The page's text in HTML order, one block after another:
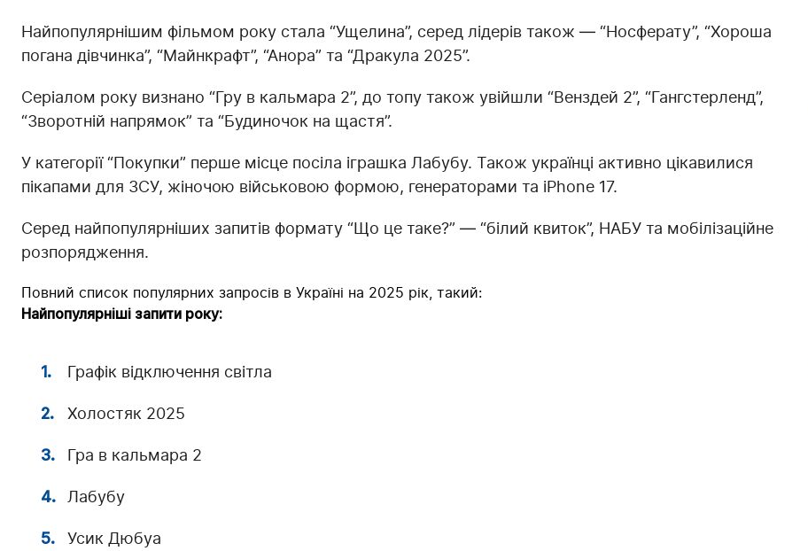
Найпопулярнішим фільмом року стала “Ущелина”, серед лідерів також — “Носферату”, “Хороша
погана дівчинка”, “Майнкрафт”, “Анора” та “Дракула 2025”.
Серіалом року визнано “Гру в кальмара 2”, до топу також увійшли “Венздей 2”, “Гангстерленд”,
“Зворотній напрямок” та “Будиночок на щастя”.
У категорії “Покупки” перше місце посіла іграшка Лабубу. Також українці активно цікавилися
пікапами для ЗСУ, жіночою військовою формою, генераторами та iPhone 17.
Серед найпопулярніших запитів формату “Що це таке?” — “білий квиток”, НАБУ та мобілізаційне
розпорядження.
Повний список популярних запросів в Україні на 2025 рік, такий:
Найпопулярніші запити року:
Графік відключення світла
Холостяк 2025
Гра в кальмара 2
Лабубу
Усик Дюбуа